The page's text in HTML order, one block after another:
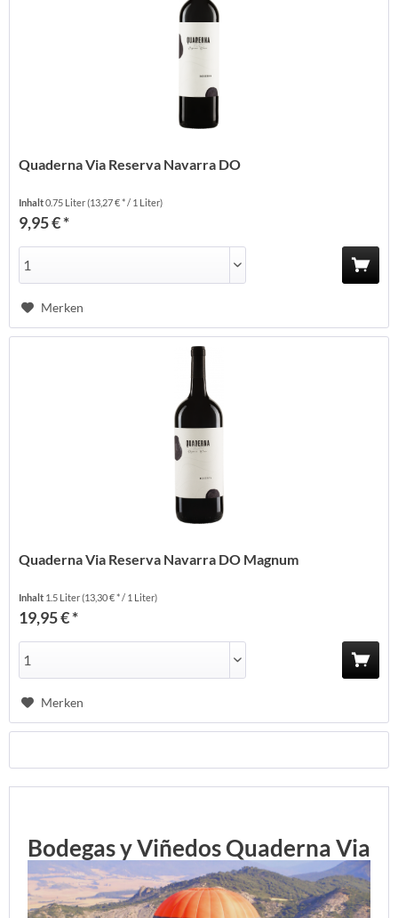
Quaderna Via Reserva Navarra DO
Inhalt0.75 Liter(13,27 € * / 1 Liter)
9,95 € *
Merken
Quaderna Via Reserva Navarra DO Magnum
Inhalt 1.5 Liter(13,30 € * / 1 Liter)
19,95 € *
Merken
Bodegas y Viñedos Quaderna Via